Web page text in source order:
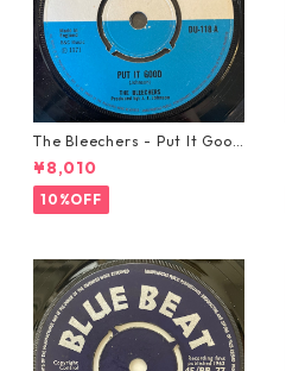
The Bleechers - Put It Good
【7-21637】
¥8,010
10%OFF